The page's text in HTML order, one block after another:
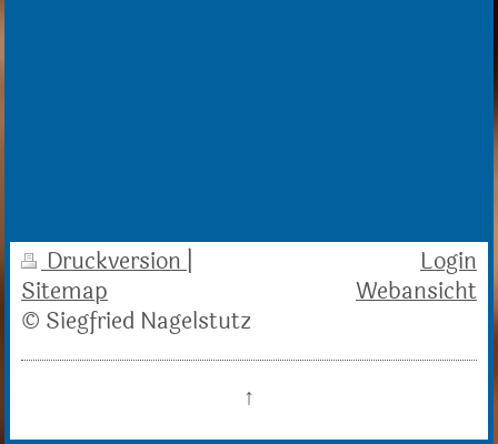
Druckversion|
Sitemap
© Siegfried Nagelstutz
Login
Webansicht
↑